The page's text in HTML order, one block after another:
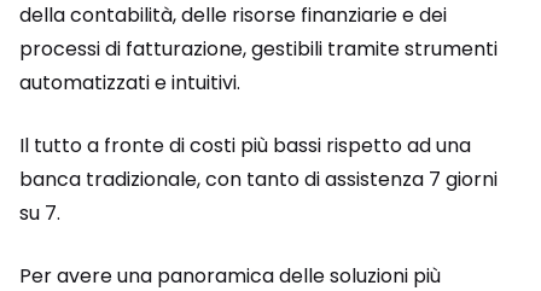
della contabilità, delle risorse finanziarie e dei
processi di fatturazione, gestibili tramite strumenti
automatizzati e intuitivi.
Il tutto a fronte di costi più bassi rispetto ad una
banca tradizionale, con tanto di assistenza 7 giorni
su 7.
Per avere una panoramica delle soluzioni più